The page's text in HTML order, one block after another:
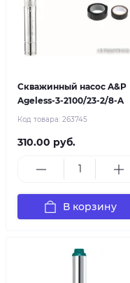
Скважинный насос A&P
Ageless-3-2100/23-2/8-A
Код товара: 263745
310.00 руб.
В корзину